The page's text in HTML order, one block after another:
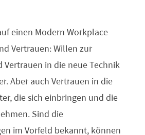
einen Modern Workplace
Vertrauen: Willen zur
Vertrauen in die neue Technik
Aber auch Vertrauen in die
die sich einbringen und die
Sind die
im Vorfeld bekannt, können